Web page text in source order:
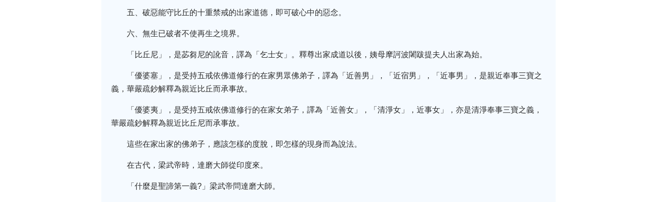
五、破惡能守比丘的十重禁戒的出家道德，即可破心中的惡念。
六、無生已破者不使再生之境界。
「比丘尼」，是苾芻尼的訛音，譯為「乞士女」。釋尊出家成道以後，姨母摩訶波闍跋提夫人出家為始。
「優婆塞」，是受持五戒依佛道修行的在家男眾佛弟子，譯為「近善男」，「近宿男」，「近事男」，是親近奉事三寶之
義，華嚴疏鈔解釋為親近比丘而承事故。
「優婆夷」，是受持五戒依佛道修行的在家女弟子，譯為「近善女」，「清淨女」，近事女」，亦是清淨奉事三寶之義，
華嚴疏鈔解釋為親近比丘尼而承事故。
這些在家出家的佛弟子，應該怎樣的度脫，即怎樣的現身而為說法。
在古代，梁武帝時，達磨大師從印度來。
「什麼是聖諦第一義?」梁武帝問達磨大師。